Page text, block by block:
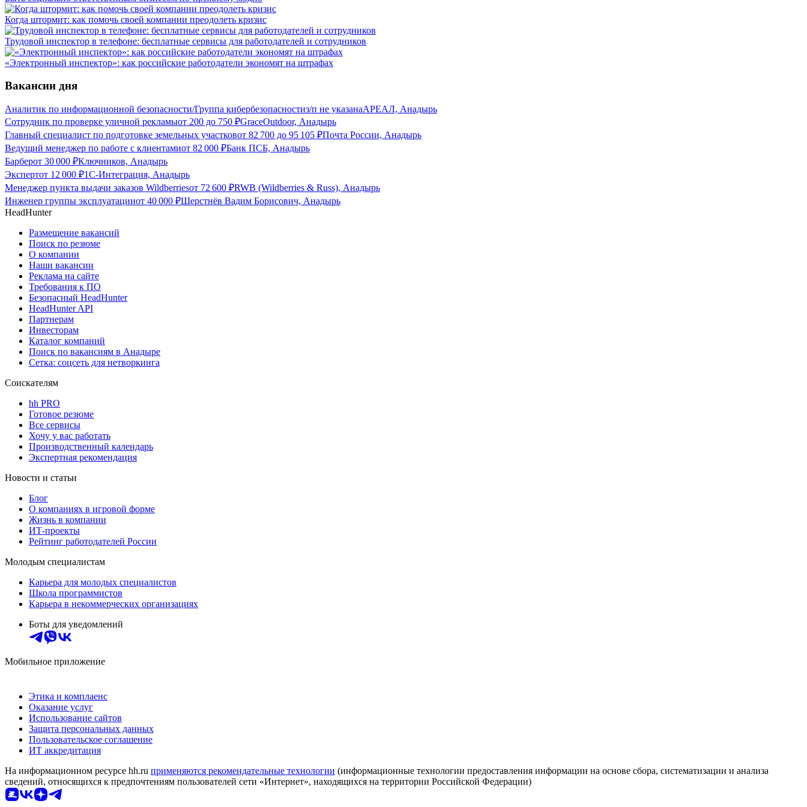
Когда штормит: как помочь своей компании преодолеть кризис
Трудовой инспектор в телефоне: бесплатные сервисы для работодателей и сотрудников
«Электронный инспектор»: как российские работодатели экономят на штрафах
Вакансии дня
Аналитик по информационной безопасности/Группа кибербезопасностиз/п не указанаАРЕАЛ, Анадырь
Сотрудник по проверке уличной рекламыот 200 до 750 ₽GraceOutdoor, Анадырь
Главный специалист по подготовке земельных участковот 82 700 до 95 105 ₽Почта России, Анадырь
Ведущий менеджер по работе с клиентамиот 82 000 ₽Банк ПСБ, Анадырь
Барберот 30 000 ₽Ключников, Анадырь
Экспертот 12 000 ₽1С-Интеграция, Анадырь
Менеджер пункта выдачи заказов Wildberriesот 72 600 ₽RWB (Wildberries & Russ), Анадырь
Инженер группы эксплуатацииот 40 000 ₽Шерстнёв Вадим Борисович, Анадырь
HeadHunter
Размещение вакансий
Поиск по резюме
О компании
Наши вакансии
Реклама на сайте
Требования к ПО
Безопасный HeadHunter
HeadHunter API
Партнерам
Инвесторам
Каталог компаний
Поиск по вакансиям в Анадыре
Сетка: соцсеть для нетворкинга
Соискателям
hh PRO
Готовое резюме
Все сервисы
Хочу у вас работать
Производственный календарь
Экспертная рекомендация
Новости и статьи
Блог
О компаниях в игровой форме
Жизнь в компании
ИТ-проекты
Рейтинг работодателей России
Молодым специалистам
Карьера для молодых специалистов
Школа программистов
Карьера в некоммерческих организациях
Боты для уведомлений
Мобильное приложение
Этика и комплаенс
Оказание услуг
Использование сайтов
Защита персональных данных
Пользовательское соглашение
ИТ аккредитация
На информационном ресурсе hh.ru применяются рекомендательные технологии (информационные технологии предоставления информации на основе сбора, систематизации и анализа
сведений, относящихся к предпочтениям пользователей сети «Интернет», находящихся на территории Российской Федерации)